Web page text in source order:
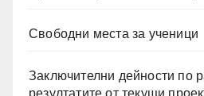
Свободни места за ученици
Заключителни дейности по